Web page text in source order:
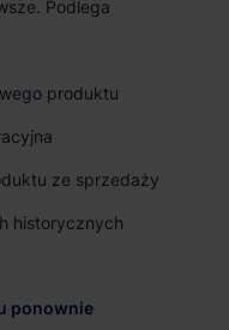
Podlega
produktu
ze sprzedaży
historycznych
ponownie